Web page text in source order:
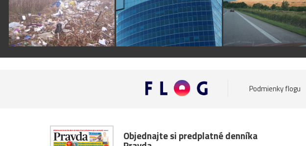
Podmienky flogu
Objednajte si predplatné denníka